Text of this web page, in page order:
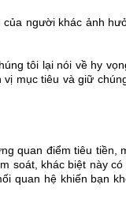
người khác ảnh
tôi lại nói về hy
mục tiêu và giữ
quan điểm tiêu tiền,
soát, khác biệt này có
quan hệ khiến bạn